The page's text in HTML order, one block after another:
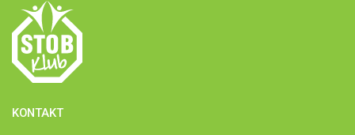
KONTAKT